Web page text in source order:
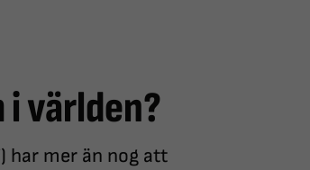
världen?
har mer än nog att